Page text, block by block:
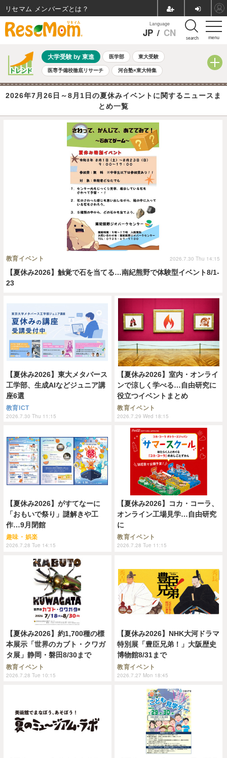
menu
Language
JP / CN search
大学受験 by 東進 医学部 東大受験
医専予備校徹底リサーチ 河合塾×東大特集
親子で考える大学選び 高校受験 中学受験 小学校受験
共通テスト 夏休み 8月開催学校説明会・相談会
全国公立高校 過去問
自由研究教材（小学生向け） 自由研究教材（中学生向け）
2026年7月26日～8月1日の夏休みイベントに関するニュースま
とめ一覧
【夏休み2026】触覚で石を当てる…南紀熊野で体験型イベント8/1-
23
教育イベント 2026.7.30 Thu 14:15
【夏休み2026】東大メタバース
工学部、生成AIなどジュニア講
座6選
教育ICT
2026.7.30 Thu 11:15
【夏休み2026】室内・オンライ
ンで涼しく学べる…自由研究に
役立つイベントまとめ
教育イベント
2026.7.29 Wed 18:15
【夏休み2026】がすてなーに
「おもいで祭り」謎解きや工
作…9月閉館
趣味・娯楽
2026.7.28 Tue 14:15
【夏休み2026】コカ・コーラ、
オンライン工場見学…自由研究
に
教育イベント
2026.7.28 Tue 11:15
【夏休み2026】約1,700種の標
本展示「世界のカブト・クワガ
タ展」静岡・磐田8/30まで
教育イベント
2026.7.28 Tue 10:15
【夏休み2026】NHK大河ドラマ
特別展「豊臣兄弟！」大阪歴史
博物館8/31まで
教育イベント
2026.7.27 Mon 18:45
リセマム メンバーズ